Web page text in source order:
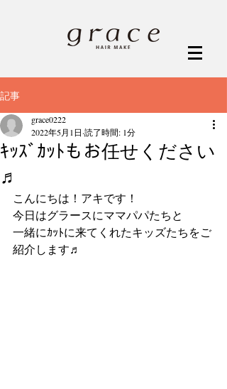
記事
ｷｯｽﾞｶｯﾄもお任せください
♬
grace0222
2022年5月1日 読了時間: 1分
こんにちは！アキです！
今日はグラースにママパパたちと
一緒にｶｯﾄに来てくれたキッズたちをご
紹介します♬